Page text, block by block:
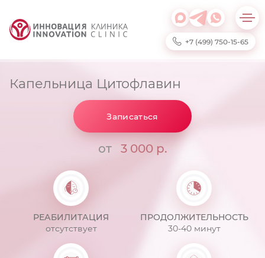
+7 (499) 750-15-65
Капельница Цитофлавин
Записаться
от 3 000 р.
РЕАБИЛИТАЦИЯ
отсутствует
ПРОДОЛЖИТЕЛЬНОСТЬ
30-40 минут